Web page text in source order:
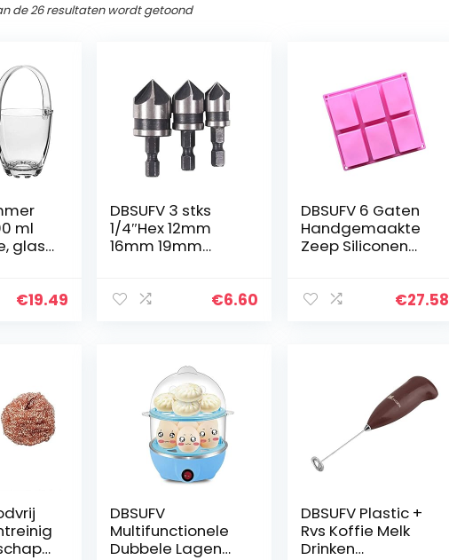
de 26 resultaten wordt getoond
ml
glas,
€19.49
DBSUFV 3 stks
1/4″Hex 12mm
16mm 19mm
Voor Hout Metaal
€6.60
DBSUFV 6 Gaten
Handgemaakte
Zeep Siliconen
Maken Pudding
€27.58
DBSUFV
Multifunctionele
Dubbele Lagen
DBSUFV Plastic +
Rvs Koffie Melk
Drinken